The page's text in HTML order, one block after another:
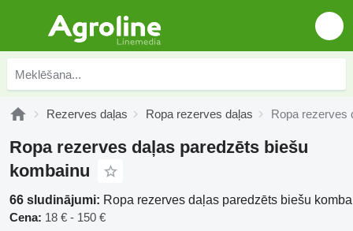
Rezerves daļas Ropa rezerves daļas Ropa rezerves
Ropa rezerves daļas paredzēts biešu
kombainu
66 sludinājumi: Ropa rezerves daļas paredzēts biešu
Cena: 18 € - 150 €